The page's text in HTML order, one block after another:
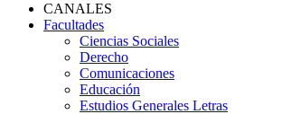
CANALES
Facultades
Ciencias Sociales
Derecho
Comunicaciones
Educación
Estudios Generales Letras